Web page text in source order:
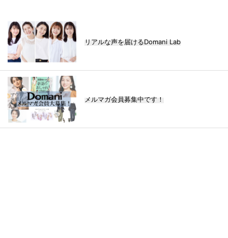
リアルな声を届けるDomani Lab
メルマガ会員募集中です！